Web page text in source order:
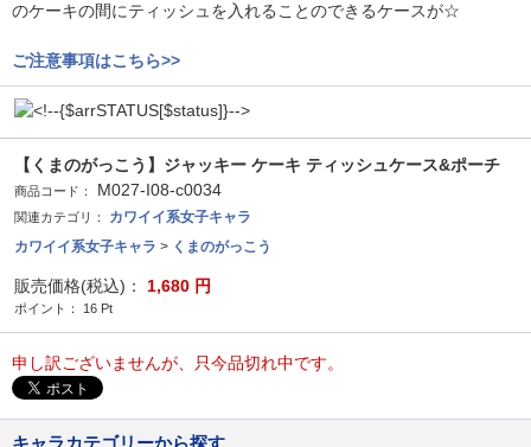
のケーキの間にティッシュを入れることのできるケースが☆
ご注意事項はこちら>>
【くまのがっこう】ジャッキー ケーキ ティッシュケース&ポーチ
商品コード： M027-I08-c0034
関連カテゴリ：
カワイイ系女子キャラ
カワイイ系女子キャラ > くまのがっこう
販売価格(税込)： 1,680 円
ポイント： 16 Pt
申し訳ございませんが、只今品切れ中です。
キャラカテゴリーから探す